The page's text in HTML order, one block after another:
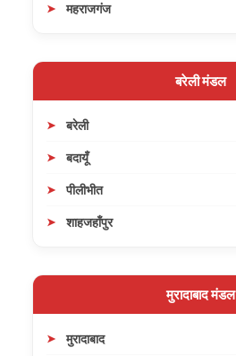
महराजगंज
बरेली मंडल
बरेली
बदायूँ
पीलीभीत
शाहजहाँपुर
मुरादाबाद मंडल
मुरादाबाद